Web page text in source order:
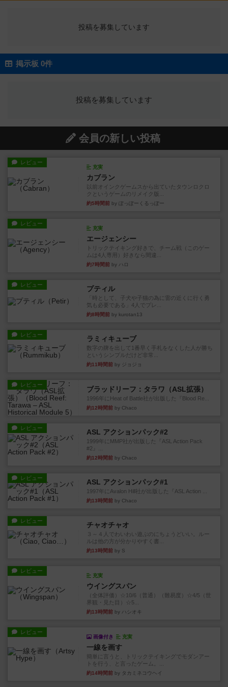
投稿を募集しています
掲示板 0件
投稿を募集しています
会員の新しい投稿
レビュー
充実
カブラン
以前オインクゲームスから出ていたタウンロクロ
クというゲームのリメイク版...
約5時間前 by ぽっぽーくるっぽー
レビュー
充実
エージェンシー
トリックテイキング好きで、チーム戦（このゲー
ムは4人専用）好きなら間違...
約7時間前 by ハロ
レビュー プティル
「時として、子犬や子猫の為に雷の近くに行く勇
気も必要である」4人でプレ...
約8時間前 by kurotan13
レビュー ラミィキューブ
数字の牌を出して1番早く手札をなくした人が勝ち
というシンプルだけど非常...
約11時間前 by ジョジョ
レビュー
ブラッドリーフ：タラワ（ASL拡張）
1996年にHeat of Battle社が出版した『Blood Re...
約12時間前 by Chaco
レビュー ASL アクションパック#2
1999年にMMP社が出版した『ASL Action Pack
#2』...
約12時間前 by Chaco
レビュー ASL アクションパック#1
1997年にAvalon Hill社が出版した『ASL Action ...
約13時間前 by Chaco
レビュー チャオチャオ
３～４人でわいわい遊ぶのにちょうどいい。ルー
ルは他の方が分かりやすく書...
約13時間前 by S
レビュー
充実
ウイングスパン
（全体評価）☆10/6（普通）（難易度）☆4/5（世
界観・見た目）☆5...
約13時間前 by ハシオキ
レビュー
画像付き 充実
一線を画す
簡単に言うと、トリックテイキングでモダンアー
トを行う、と言ったゲーム。...
約14時間前 by タカミネコウヘイ